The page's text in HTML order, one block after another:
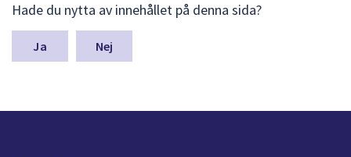
ä
m
a
n
Hade du nytta av innehållet på denna sida?
Nej